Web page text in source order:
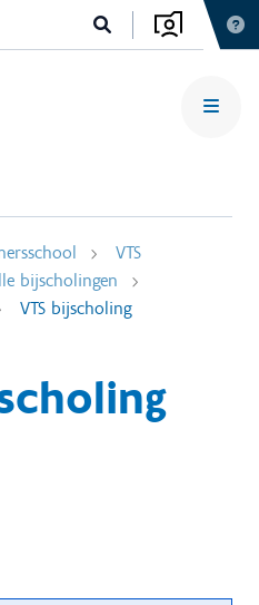
VTS
bijscholingen
VTS bijscholing